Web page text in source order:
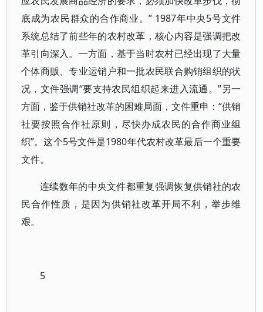
底成为农民群众的合作商业。” 1987年中央5号文件
系统总结了前些年的农村改革，核心内容是强调把改
革引向深入。一方面，基于当时农村已经出现了大量
个体商贩、专业运销户和一批农民联合购销组织的状
况，文件强调“要支持农民组织起来进入流通。”另一
方面，鉴于供销社改革的困难局面，文件重申：“供销
社要按照合作社原则，尽快办成农民的合作商业组
织”。这个5号文件是1980年代农村改革最后一个重要
文件。
连续数年的中央文件都重复强调恢复供销社的农
民合作性质，是因为供销社改革开局不利，举步维
艰。
5